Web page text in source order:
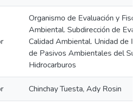
Organismo de Evaluación y
Ambiental. Subdirección de
Calidad Ambiental. Unidad de
de Pasivos Ambientales del
Hidrocarburos
Chinchay Tuesta, Ady Rosin